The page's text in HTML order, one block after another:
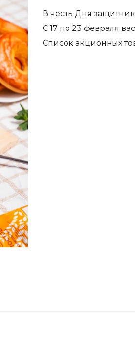
В честь Дня
С 17 по 23 февраля
Список акционных